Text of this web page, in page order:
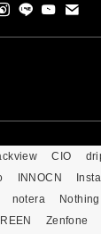
CIO
INNOCN
notera Nothing
Zenfone